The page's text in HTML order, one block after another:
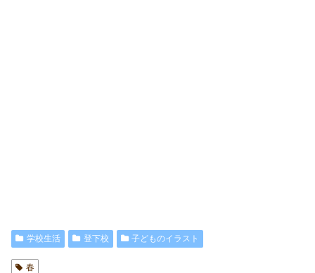
学校生活 登下校 子どものイラスト
春